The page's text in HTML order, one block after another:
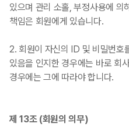
있으며 관리 소홀, 부정사용에 의
책임은 회원에게 있습니다.
2. 회원이 자신의 ID 및 비밀번호
있음을 인지한 경우에는 바로 회
경우에는 그에 따라야 합니다.
제 13조 (회원의 의무)